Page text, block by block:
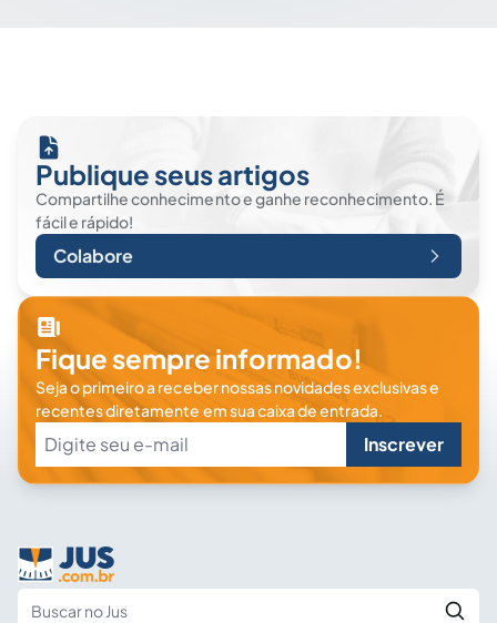
Publique seus artigos
Compartilhe conhecimento e ganhe reconhecimento. É
fácil e rápido!
Colabore
Fique sempre informado!
Seja o primeiro a receber nossas novidades exclusivas e
recentes diretamente em sua caixa de entrada.
Inscrever